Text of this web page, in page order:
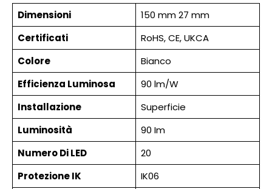
Dimensioni
150 mm 27 mm
Certificati
RoHS, CE, UKCA
Colore
Bianco
Efficienza Luminosa
90 lm/W
Installazione
Superficie
Luminosità
90 Im
Numero Di LED
20
Protezione IK
IK06